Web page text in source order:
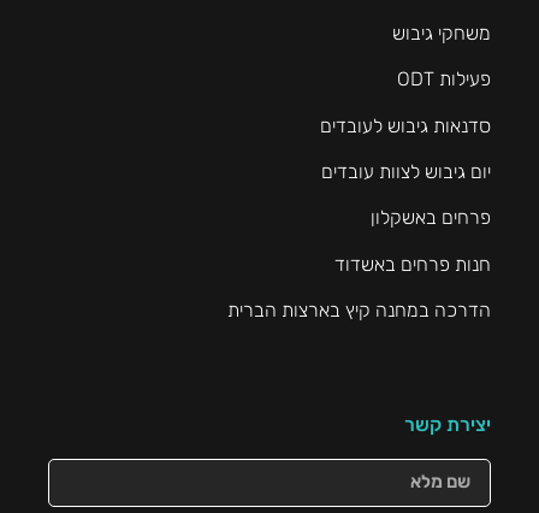
משחקי גיבוש
פעילות ODT
סדנאות גיבוש לעובדים
יום גיבוש לצוות עובדים
פרחים באשקלון
חנות פרחים באשדוד
הדרכה במחנה קיץ בארצות הברית
יצירת קשר